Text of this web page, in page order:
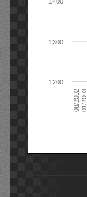
08/200201/2003
1200
1300